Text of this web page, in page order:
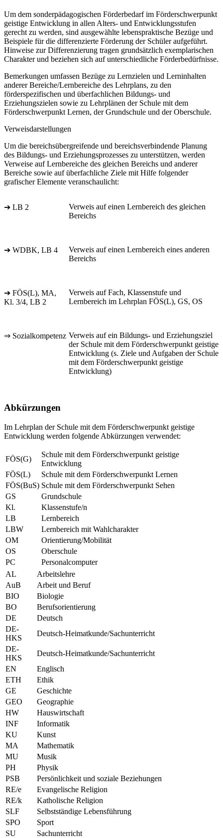
Um dem sonderpädagogischen Förderbedarf im Förderschwerpunkt
geistige Entwicklung in allen Alters- und Entwicklungsstufen
gerecht zu werden, sind ausgewählte lebenspraktische Bezüge und
Beispiele für die differenzierte Förderung der Schüler aufgeführt.
Hinweise zur Differenzierung tragen grundsätzlich exemplarischen
Charakter und beziehen sich auf unterschiedliche Förderbedürfnisse.
Bemerkungen umfassen Bezüge zu Lernzielen und Lerninhalten
anderer Bereiche/Lernbereiche des Lehrplans, zu den
förderspezifischen und überfachlichen Bildungs- und
Erziehungszielen sowie zu Lehrplänen der Schule mit dem
Förderschwerpunkt Lernen, der Grundschule und der Oberschule.
Verweisdarstellungen
Um die bereichsübergreifende und bereichsverbindende Planung
des Bildungs- und Erziehungsprozesses zu unterstützen, werden
Verweise auf Lernbereiche des gleichen Bereichs und anderer
Bereiche sowie auf überfachliche Ziele mit Hilfe folgender
grafischer Elemente veranschaulicht:
➔ LB 2
Verweis auf einen Lernbereich des gleichen
Bereichs
➔ WDBK, LB 4
Verweis auf einen Lernbereich eines anderen
Bereichs
➔ FÖS(L), MA,
Kl. 3/4, LB 2
Verweis auf Fach, Klassenstufe und
Lernbereich im Lehrplan FÖS(L), GS, OS
⇒ Sozialkompetenz Verweis auf ein Bildungs- und Erziehungsziel
der Schule mit dem Förderschwerpunkt geistige
Entwicklung (s. Ziele und Aufgaben der Schule
mit dem Förderschwerpunkt geistige
Entwicklung)
Abkürzungen
Im Lehrplan der Schule mit dem Förderschwerpunkt geistige
Entwicklung werden folgende Abkürzungen verwendet:
FÖS(G)
Schule mit dem Förderschwerpunkt geistige
Entwicklung
FÖS(L)
Schule mit dem Förderschwerpunkt Lernen
FÖS(BuS) Schule mit dem Förderschwerpunkt Sehen
GS
Grundschule
Kl.
Klassenstufe/n
LB
Lernbereich
LBW
Lernbereich mit Wahlcharakter
OM
Orientierung/Mobilität
OS
Oberschule
PC
Personalcomputer
AL
Arbeitslehre
AuB
Arbeit und Beruf
BIO
Biologie
BO
Berufsorientierung
DE
Deutsch
DE-
HKS
Deutsch-Heimatkunde/Sachunterricht
DE-
HKS
Deutsch-Heimatkunde/Sachunterricht
EN
Englisch
ETH
Ethik
GE
Geschichte
GEO
Geographie
HW
Hauswirtschaft
INF
Informatik
KU
Kunst
MA
Mathematik
MU
Musik
PH
Physik
PSB
Persönlichkeit und soziale Beziehungen
RE/e
Evangelische Religion
RE/k
Katholische Religion
SLF
Selbstständige Lebensführung
SPO
Sport
SU
Sachunterricht